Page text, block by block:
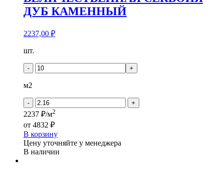
ДУБ КАМЕННЫЙ
2237,00 ₽
Количество
ВЕЛИЧЕСТВЕННАЯ
ДУБ
шт.
- +
м2
- +
2237 ₽/м2
от 4832 ₽
В корзину
Цену уточняйте у менеджера
В наличии